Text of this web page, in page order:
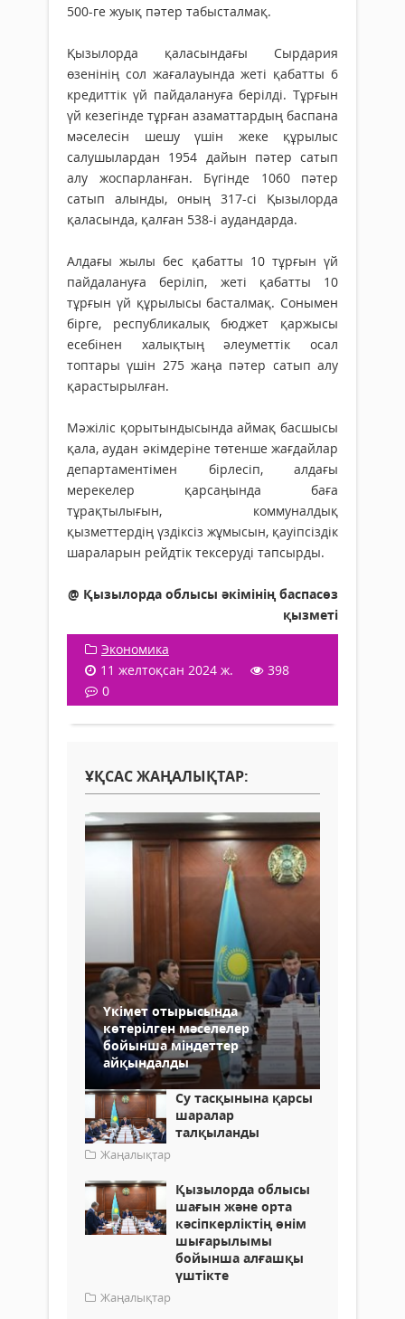
500-ге жуық пәтер табысталмақ.
Қызылорда қаласындағы Сырдария
өзенінің сол жағалауында жеті қабатты 6
кредиттік үй пайдалануға берілді. Тұрғын
үй кезегінде тұрған азаматтардың баспана
мәселесін шешу үшін жеке құрылыс
салушылардан 1954 дайын пәтер сатып
алу жоспарланған. Бүгінде 1060 пәтер
сатып алынды, оның 317-сі Қызылорда
қаласында, қалған 538-і аудандарда.
Алдағы жылы бес қабатты 10 тұрғын үй
пайдалануға беріліп, жеті қабатты 10
тұрғын үй құрылысы басталмақ. Сонымен
бірге, республикалық бюджет қаржысы
есебінен халықтың әлеуметтік осал
топтары үшін 275 жаңа пәтер сатып алу
қарастырылған.
Мәжіліс қорытындысында аймақ басшысы
қала, аудан әкімдеріне төтенше жағдайлар
департаментімен бірлесіп, алдағы
мерекелер қарсаңында баға
тұрақтылығын, коммуналдық
қызметтердің үздіксіз жұмысын, қауіпсіздік
шараларын рейдтік тексеруді тапсырды.
@ Қызылорда облысы әкімінің баспасөз
қызметі
Экономика
11 желтоқсан 2024 ж.
398
0
ҰҚСАС ЖАҢАЛЫҚТАР:
Үкімет отырысында
көтерілген мәселелер
бойынша міндеттер
айқындалды
Су тасқынына қарсы
шаралар
талқыланды
Жаңалықтар
Қызылорда облысы
шағын және орта
кәсіпкерліктің өнім
шығарылымы
бойынша алғашқы
үштікте
Жаңалықтар